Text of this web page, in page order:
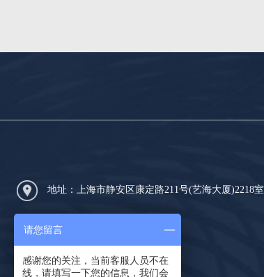
地址：上海市静安区康定路211号(艺海大厦)2218室
电话：
邮箱：543574691@qq.com
请您留言
感谢您的关注，当前客服人员不在
线，请填写一下您的信息，我们会